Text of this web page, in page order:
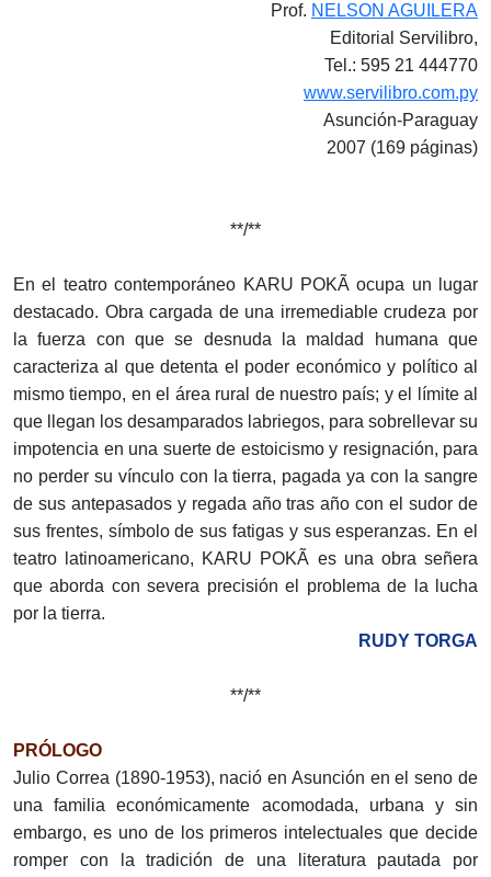
Prof. NELSON AGUILERA
Editorial Servilibro,
Tel.: 595 21 444770
www.servilibro.com.py
Asunción-Paraguay
2007 (169 páginas)
**/**
En el teatro contemporáneo KARU POKÃ ocupa un lugar
destacado. Obra cargada de una irremediable crudeza por
la fuerza con que se desnuda la maldad humana que
caracteriza al que detenta el poder económico y político al
mismo tiempo, en el área rural de nuestro país; y el límite al
que llegan los desamparados labriegos, para sobrellevar su
impotencia en una suerte de estoicismo y resignación, para
no perder su vínculo con la tierra, pagada ya con la sangre
de sus antepasados y regada año tras año con el sudor de
sus frentes, símbolo de sus fatigas y sus esperanzas. En el
teatro latinoamericano, KARU POKÃ es una obra señera
que aborda con severa precisión el problema de la lucha
por la tierra.
RUDY TORGA
**/**
PRÓLOGO
Julio Correa (1890-1953), nació en Asunción en el seno de
una familia económicamente acomodada, urbana y sin
embargo, es uno de los primeros intelectuales que decide
romper con la tradición de una literatura pautada por